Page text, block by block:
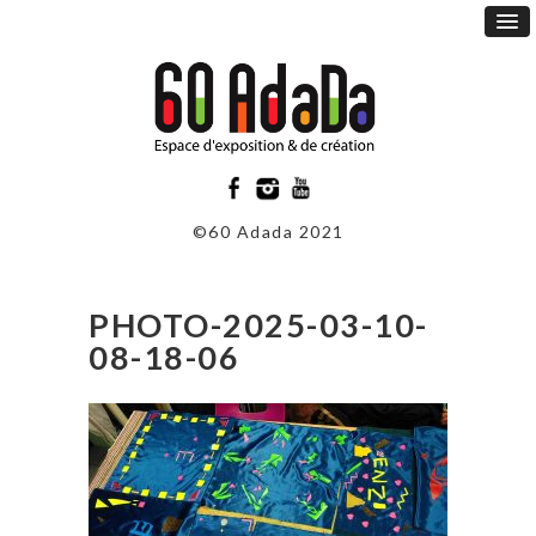
©60 Adada 2021
PHOTO-2025-03-10-
08-18-06